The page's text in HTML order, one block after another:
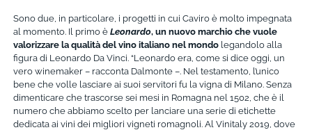
Sono due, in particolare, i progetti in cui Caviro è molto impegnata
al momento. Il primo èLeonardo, un nuovo marchio che vuole
valorizzare la qualità del vino italiano nel mondo legandolo alla
figura di Leonardo Da Vinci. “Leonardo era, come si dice oggi, un
vero winemaker – racconta Dalmonte –. Nel testamento, l’unico
bene che volle lasciare ai suoi servitori fu la vigna di Milano. Senza
dimenticare che trascorse sei mesi in Romagna nel 1502, che è il
numero che abbiamo scelto per lanciare una serie di etichette
dedicata ai vini dei migliori vigneti romagnoli. Al Vinitaly 2019, dove